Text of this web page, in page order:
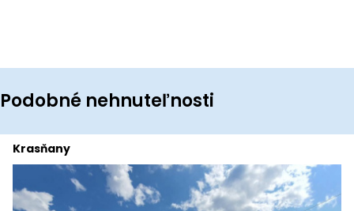
Podobné nehnuteľnosti
Krasňany